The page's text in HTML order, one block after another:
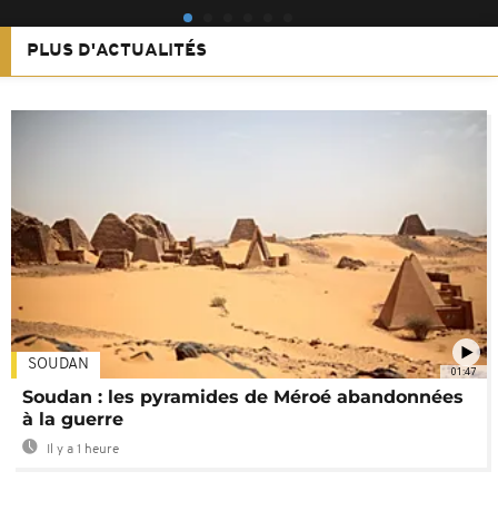
PLUS D'ACTUALITÉS
01:47
SOUDAN
Soudan : les pyramides de Méroé abandonnées
à la guerre
Il y a 1 heure